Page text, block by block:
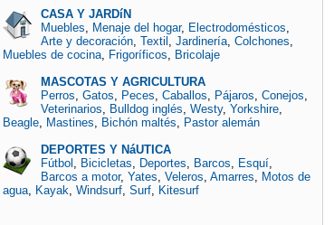
CASA Y JARDíN
Muebles, Menaje del hogar, Electrodomésticos,
Arte y decoración, Textil , Jardinería, Colchones,
Muebles de cocina, Frigoríficos, Bricolaje
MASCOTAS Y AGRICULTURA
Perros, Gatos, Peces, Caballos, Pájaros, Conejos,
Veterinarios, Bulldog inglés, Westy, Yorkshire,
Beagle, Mastines, Bichón maltés, Pastor alemán
DEPORTES Y NáUTICA
Fútbol , Bicicletas, Deportes, Barcos, Esquí,
Barcos a motor, Yates, Veleros, Amarres, Motos de
agua, Kayak, Windsurf, Surf, Kitesurf